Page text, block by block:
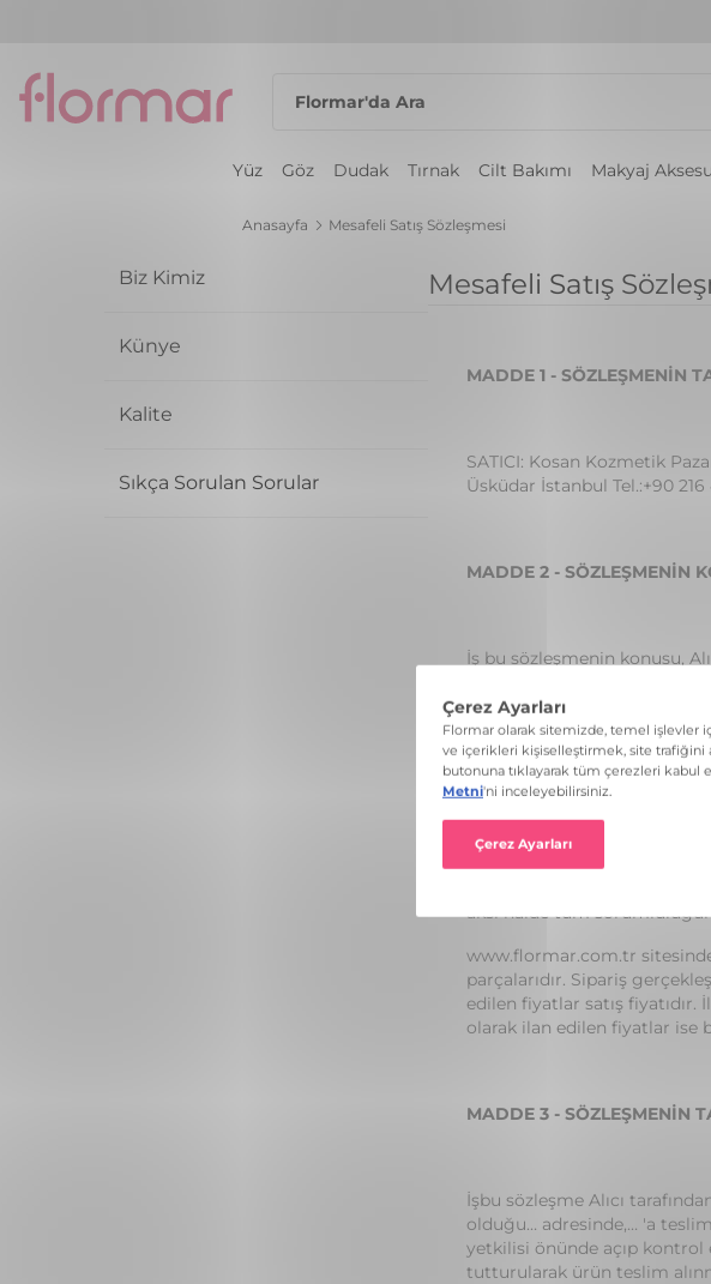
Yüz Göz Dudak Tırnak Cilt Bakımı Makyaj
Anasayfa Mesafeli Satış Sözleşmesi
Biz Kimiz
Künye
Kalite
Sıkça Sorulan Sorular
Mesafeli Satış
MADDE 1 - SÖZLEŞMENİN
SATICI: Kosan Kozmetik
Üsküdar İstanbul Tel.:+90
MADDE 2 - SÖZLEŞMENİN
İş bu sözleşmenin konusu,
sözleşmede bahsi geçen
olarak 6502 sayılı
gereğince tarafların hak ve
Alıcı, satışa konu mal/
ile ilgili tüm ön bilgiler ve
ettiğini ve sonrasında mal/
Alıcı gerek siteye üye
kullanmaya, paylaşmaya
aksi halde tüm
www.flormar.com.tr
parçalarıdır. Sipariş
edilen fiyatlar satış
olarak ilan edilen fiyatlar ise
MADDE 3 - SÖZLEŞMENİN
İşbu sözleşme Alıcı
olduğu… adresinde,… 'a
yetkilisi önünde açıp
tutturularak ürün teslim